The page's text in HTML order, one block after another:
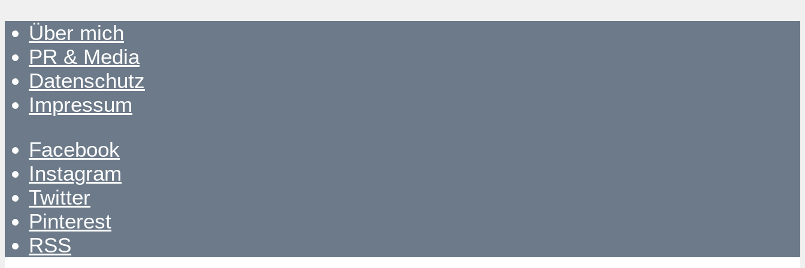
Über mich
PR & Media
Datenschutz
Impressum
Facebook
Instagram
Twitter
Pinterest
RSS